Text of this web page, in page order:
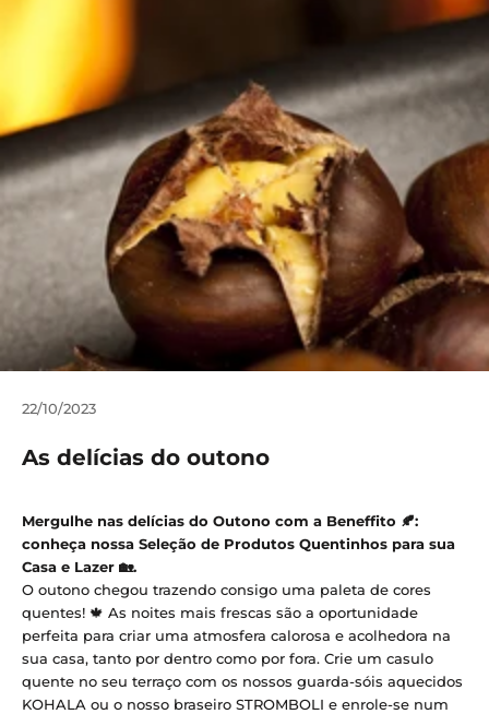
22/10/2023
As delícias do outono
Mergulhe nas delícias do Outono com a Beneffito 🍂:
conheça nossa Seleção de Produtos Quentinhos para sua
Casa e Lazer 🏡.
O outono chegou trazendo consigo uma paleta de cores
quentes! 🍁 As noites mais frescas são a oportunidade
perfeita para criar uma atmosfera calorosa e acolhedora na
sua casa, tanto por dentro como por fora. Crie um casulo
quente no seu terraço com os nossos guarda-sóis aquecidos
KOHALA ou o nosso braseiro STROMBOLI e enrole-se num